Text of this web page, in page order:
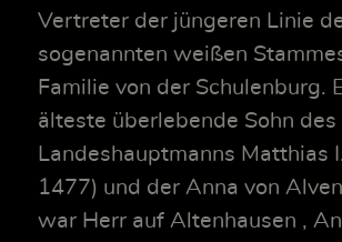
Vertreter der jüngeren Linie
sogenannten weißen
Familie von der Schulenburg.
älteste überlebende Sohn des
Landeshauptmanns Matthias
1477) und der Anna von
war Herr auf Altenhausen ,